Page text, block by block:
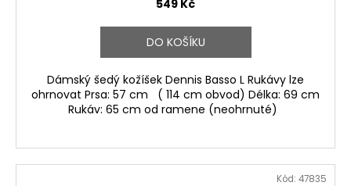
549 Kč
DO KOŠÍKU
Dámský šedý kožíšek Dennis Basso L Rukávy lze
ohrnovat Prsa: 57 cm ( 114 cm obvod) Délka: 69 cm
Rukáv: 65 cm od ramene (neohrnuté)
Kód: 47835